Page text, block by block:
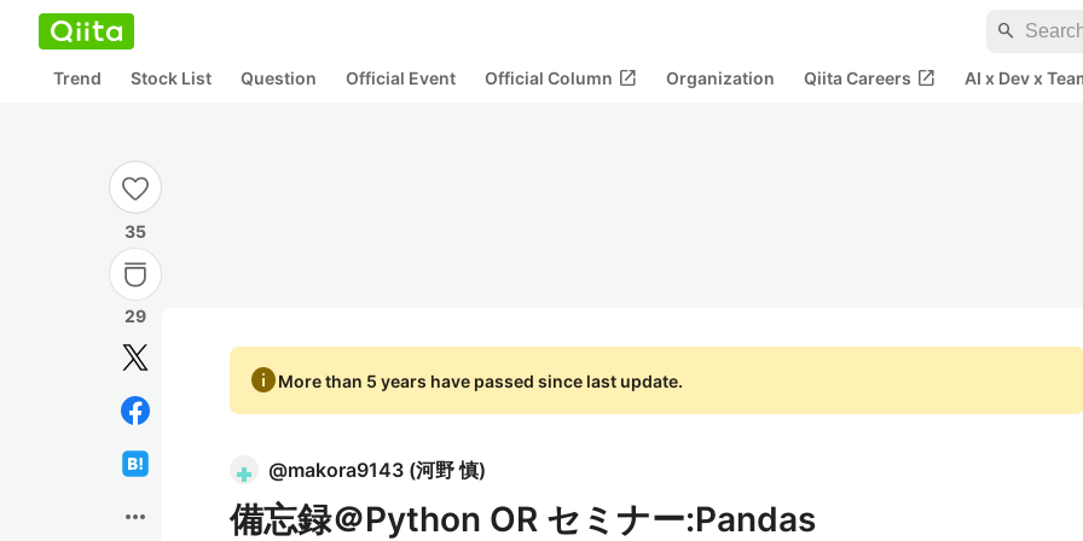
search
Trend Stock List Question Official Event Official Column open_in_new Organization Qiita Careers open_in_new AI x Dev x
35
29
more_horiz
infoMore than 5 years have passed since last update.
@makora9143 (河野 慎)
備忘録＠Python OR セミナー:Pandas